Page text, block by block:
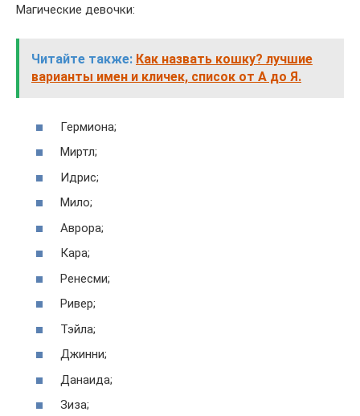
Магические девочки:
Читайте также: Как назвать кошку? лучшие
варианты имен и кличек, список от А до Я.
Гермиона;
Миртл;
Идрис;
Мило;
Аврора;
Кара;
Ренесми;
Ривер;
Тэйла;
Джинни;
Данаида;
Зиза;